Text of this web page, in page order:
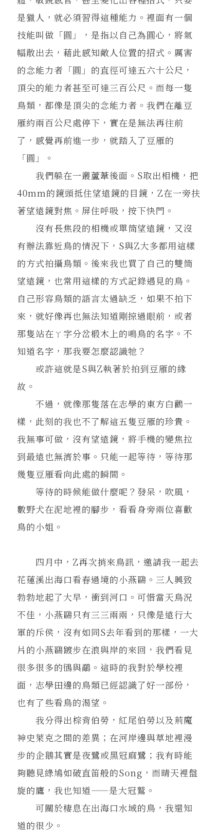
是獵人，就必須習得這種能力。裡面有一個
技能叫做「圓」，是指以自己為圓心，將氣
幅散出去，藉此感知敵人位置的招式。厲害
的念能力者「圓」的直徑可達五六十公尺，
頂尖的能力者甚至可達三百公尺。而每一隻
鳥類，都像是頂尖的念能力者。我們在離豆
雁約兩百公尺處停下，實在是無法再往前
了，感覺再前進一步，就踏入了豆雁的
「圓」。
我們躲在一叢蘆葦後面。S取出相機，把
40mm的鏡頭抵住望遠鏡的目鏡，Z在一旁扶
著望遠鏡對焦。屏住呼吸，按下快門。
沒有長焦段的相機或單筒望遠鏡，又沒
有辦法靠近鳥的情況下，S與Z大多都用這樣
的方式拍攝鳥類。後來我也買了自己的雙筒
望遠鏡，也常用這樣的方式記錄遇見的鳥。
自己形容鳥類的語言太過缺乏，如果不拍下
來，就好像再也無法知道剛掠過眼前，或者
那隻站在ㄚ字分岔椴木上的鳴鳥的名字。不
知道名字，那我要怎麼認識牠？
或許這就是S與Z執著於拍到豆雁的緣
故。
不過，就像那隻落在志學的東方白鸛一
樣，此刻的我也不了解這五隻豆雁的珍貴。
我無事可做，沒有望遠鏡，將手機的變焦拉
到最遠也無濟於事。只能一起等待，等待那
幾隻豆雁看向此處的瞬間。
等待的時候能做什麼呢？發呆，吹風，
數野犬在泥地裡的腳步，看看身旁兩位喜歡
鳥的小姐。
四月中，Z再次捎來鳥訊，邀請我一起去
花蓮溪出海口看春過境的小燕鷗。三人興致
勃勃地起了大早，衝到河口。可惜當天鳥況
不佳，小燕鷗只有三三兩兩，只像是遠行大
軍的斥侯，沒有如同S去年看到的那樣，一大
片的小燕鷗踱步在浪與岸的來回，我們看見
很多很多的鴴與鷸。這時的我對於學校裡
面，志學田邊的鳥類已經認識了好一部份，
也有了些看鳥的渴望。
我分得出棕背伯勞，紅尾伯勞以及荊魔
神史萊克之間的差異；在河岸邊與草地裡漫
步的企鵝其實是夜鷺或黑冠麻鷺；我有時能
夠聽見綠鳩如破直笛般的Song，而晴天裡盤
旋的鷹，我也知道——是大冠鷲。
可關於棲息在出海口水域的鳥，我還知
道的很少。